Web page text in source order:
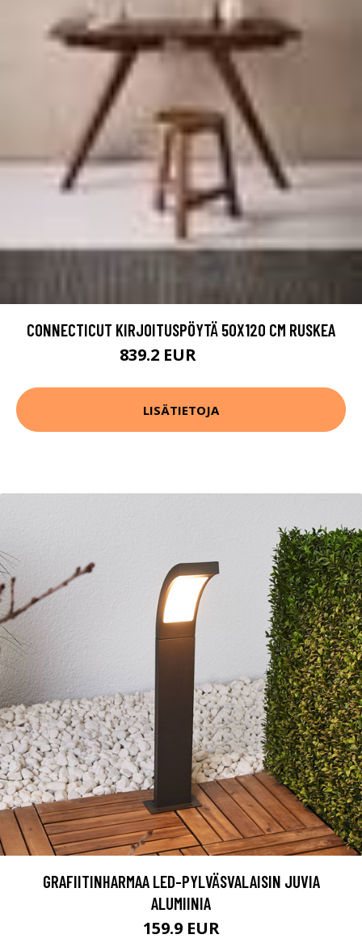
CONNECTICUT KIRJOITUSPÖYTÄ 50X120 CM RUSKEA
839.2 EUR
LISÄTIETOJA
GRAFIITINHARMAA LED-PYLVÄSVALAISIN JUVIA
ALUMIINIA
159.9 EUR